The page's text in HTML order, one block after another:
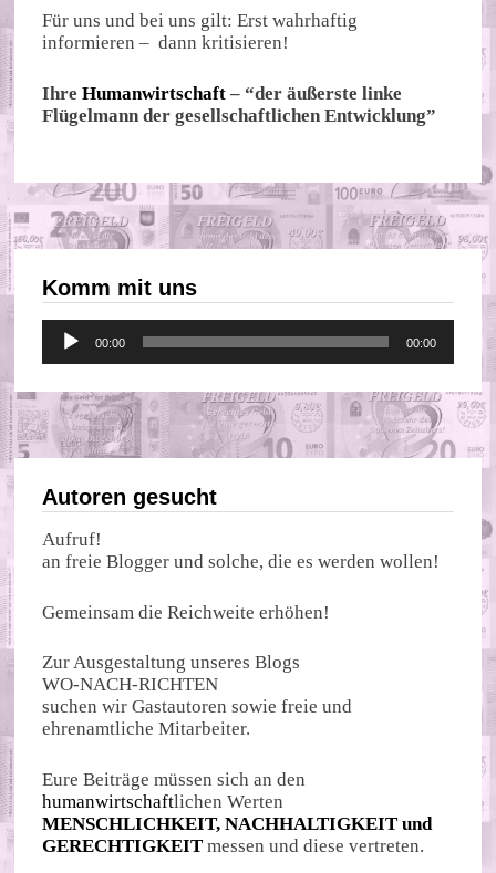
Für uns und bei uns gilt: Erst wahrhaftig
informieren – dann kritisieren!
IhreHumanwirtschaft – “der äußerste linke
Flügelmann der gesellschaftlichen Entwicklung”
Komm mit uns
Audio-
Player
00:00 00:00
Autoren gesucht
Aufruf!
an freie Blogger und solche, die es werden wollen!
Gemeinsam die Reichweite erhöhen!
Zur Ausgestaltung unseres Blogs
WO-NACH-RICHTEN
suchen wir Gastautoren sowie freie und
ehrenamtliche Mitarbeiter.
Eure Beiträge müssen sich an den
humanwirtschaftlichen Werten
MENSCHLICHKEIT, NACHHALTIGKEIT und
GERECHTIGKEIT messen und diese vertreten.